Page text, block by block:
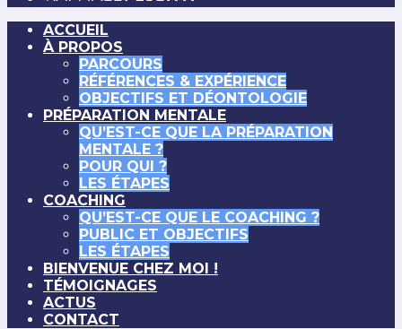
ACCUEIL
À PROPOS
PARCOURS
RÉFÉRENCES & EXPÉRIENCE
OBJECTIFS ET DÉONTOLOGIE
PRÉPARATION MENTALE
QU’EST-CE QUE LA PRÉPARATION
MENTALE ?
POUR QUI ?
LES ÉTAPES
COACHING
QU’EST-CE QUE LE COACHING ?
PUBLIC ET OBJECTIFS
LES ÉTAPES
BIENVENUE CHEZ MOI !
TÉMOIGNAGES
ACTUS
CONTACT